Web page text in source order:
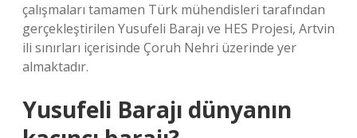
çalışmaları tamamen Türk mühendisleri tarafından
gerçekleştirilen Yusufeli Barajı ve HES Projesi, Artvin
ili sınırları içerisinde Çoruh Nehri üzerinde yer
almaktadır.
Yusufeli Barajı dünyanın